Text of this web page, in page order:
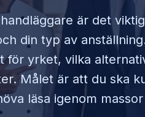
är det
din typ av
för yrket, vilka
Målet är att du ska
läsa igenom